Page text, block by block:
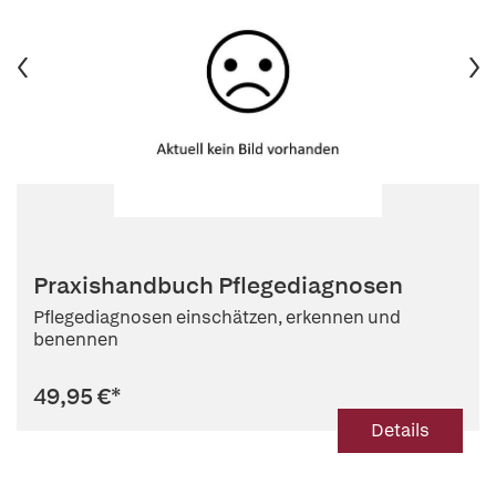
Praxishandbuch Pflegediagnosen
Pflegediagnosen einschätzen, erkennen und
benennen
49,95 €*
Details